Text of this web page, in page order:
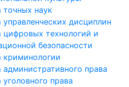
точных наук
управленческих дисциплин
цифровых технологий и
безопасности
криминологии
административного права
права